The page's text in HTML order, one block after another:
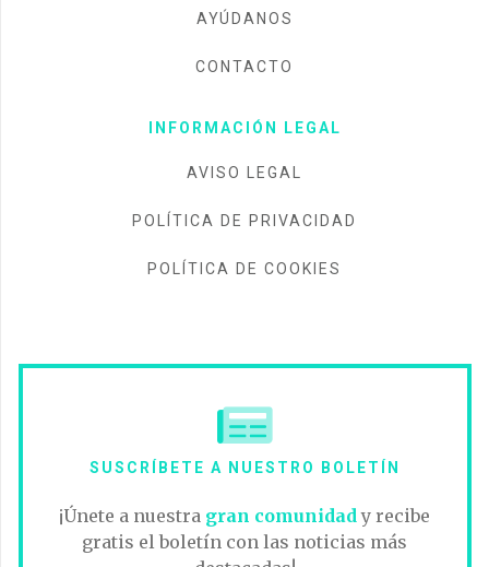
AYÚDANOS
CONTACTO
INFORMACIÓN LEGAL
AVISO LEGAL
POLÍTICA DE PRIVACIDAD
POLÍTICA DE COOKIES
SUSCRÍBETE A NUESTRO BOLETÍN
¡Únete a nuestra gran comunidad y recibe
gratis el boletín con las noticias más